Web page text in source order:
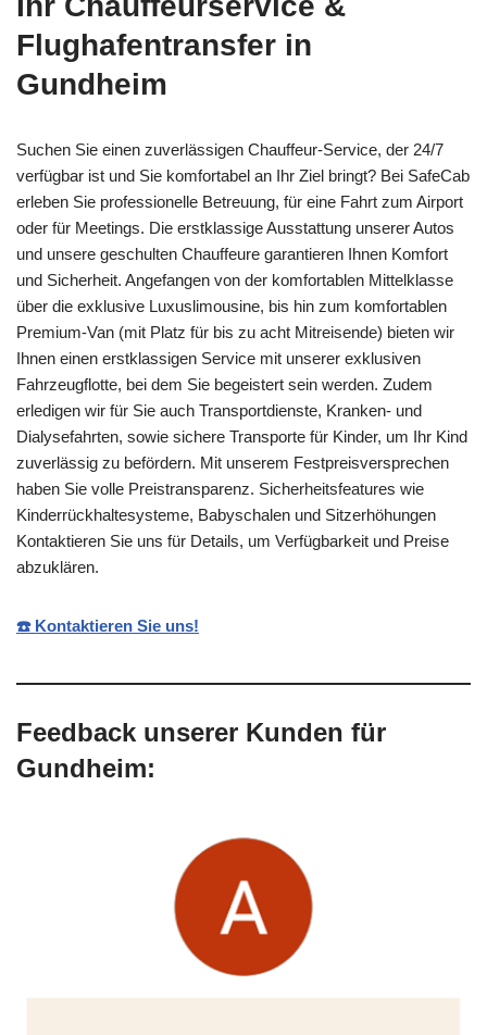
Flughafentransfer in
Gundheim
Suchen Sie einen zuverlässigen Chauffeur-Service, der 24/7
verfügbar ist und Sie komfortabel an Ihr Ziel bringt? Bei SafeCab
erleben Sie professionelle Betreuung, für eine Fahrt zum Airport
oder für Meetings. Die erstklassige Ausstattung unserer Autos
und unsere geschulten Chauffeure garantieren Ihnen Komfort
und Sicherheit. Angefangen von der komfortablen Mittelklasse
über die exklusive Luxuslimousine, bis hin zum komfortablen
Premium-Van (mit Platz für bis zu acht Mitreisende) bieten wir
Ihnen einen erstklassigen Service mit unserer exklusiven
Fahrzeugflotte, bei dem Sie begeistert sein werden. Zudem
erledigen wir für Sie auch Transportdienste, Kranken- und
Dialysefahrten, sowie sichere Transporte für Kinder, um Ihr Kind
zuverlässig zu befördern. Mit unserem Festpreisversprechen
haben Sie volle Preistransparenz. Sicherheitsfeatures wie
Kinderrückhaltesysteme, Babyschalen und Sitzerhöhungen
Kontaktieren Sie uns für Details, um Verfügbarkeit und Preise
abzuklären.
☎️ Kontaktieren Sie uns!
Feedback unserer Kunden für
Gundheim: